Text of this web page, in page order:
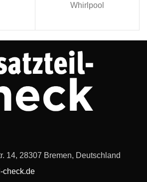
Whirlpool
14, 28307 Bremen, Deutschland
check.de